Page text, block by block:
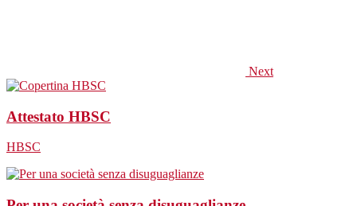
Next
Attestato HBSC
HBSC